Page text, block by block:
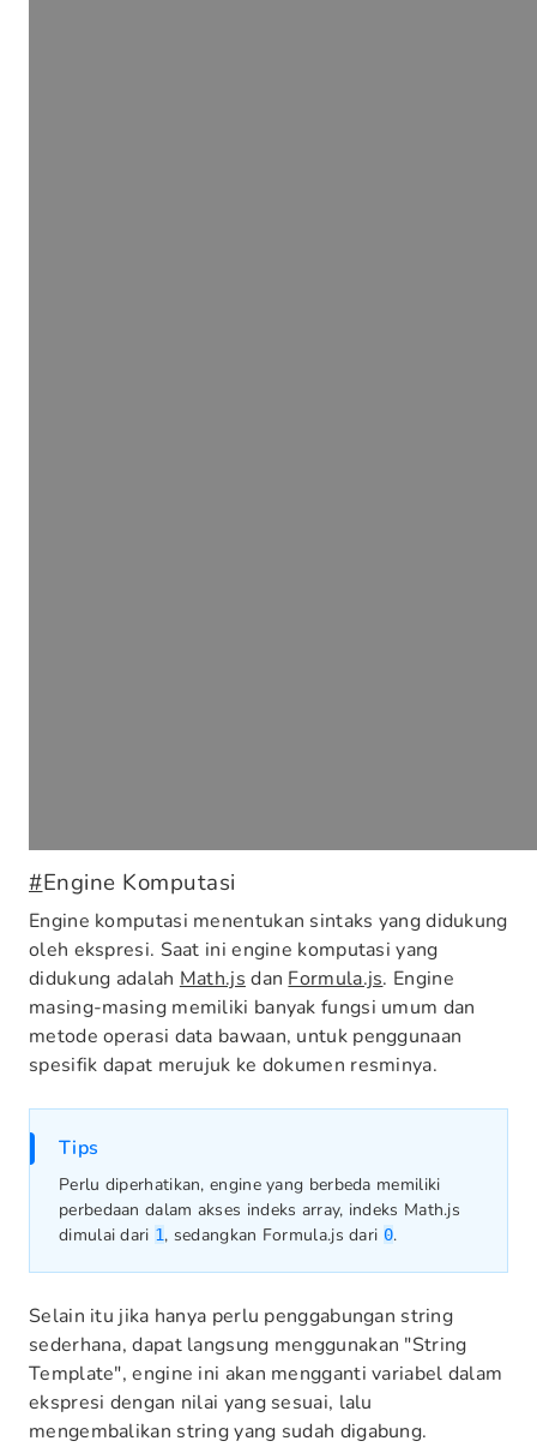
#Engine Komputasi
Engine komputasi menentukan sintaks yang didukung
oleh ekspresi. Saat ini engine komputasi yang
didukung adalah Math.js dan Formula.js. Engine
masing-masing memiliki banyak fungsi umum dan
metode operasi data bawaan, untuk penggunaan
spesifik dapat merujuk ke dokumen resminya.
Tips
Perlu diperhatikan, engine yang berbeda memiliki
perbedaan dalam akses indeks array, indeks Math.js
dimulai dari 1, sedangkan Formula.js dari 0.
Selain itu jika hanya perlu penggabungan string
sederhana, dapat langsung menggunakan "String
Template", engine ini akan mengganti variabel dalam
ekspresi dengan nilai yang sesuai, lalu
mengembalikan string yang sudah digabung.